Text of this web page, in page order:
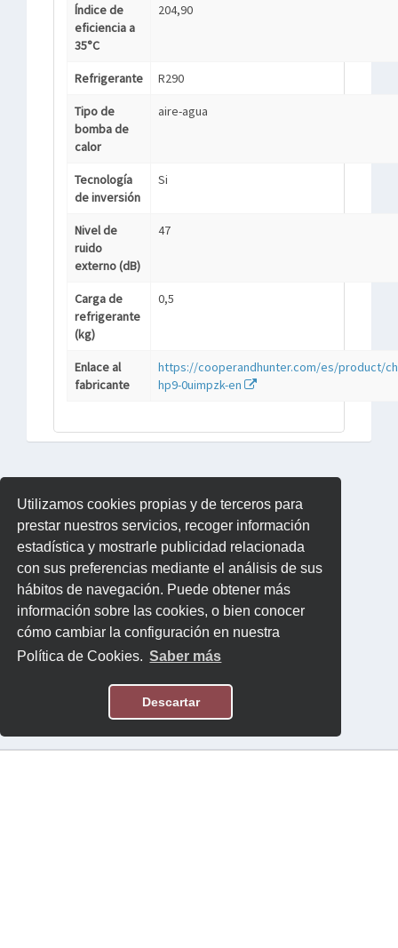
Utilizamos cookies propias y de terceros para
prestar nuestros servicios, recoger información
estadística y mostrarle publicidad relacionada
con sus preferencias mediante el análisis de sus
hábitos de navegación. Puede obtener más
información sobre las cookies, o bien conocer
cómo cambiar la configuración en nuestra
Política de Cookies. Saber más
Descartar
Índice de
eficiencia a
35°C
204,90
Refrigerante R290
Tipo de
bomba de
calor
aire-agua
Tecnología
de inversión
Si
Nivel de
ruido
externo (dB)
47
Carga de
refrigerante
(kg)
0,5
Enlace al
fabricante
https://cooperandhunter.com/es/product/
hp9-0uimpzk-en